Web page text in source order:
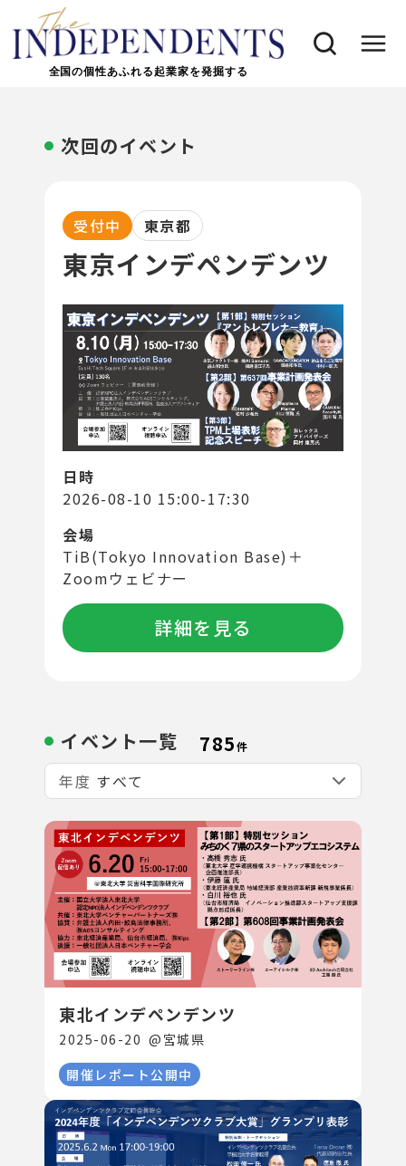
全国の個性あふれる起業家を発掘する
次回のイベント
受付中 東京都
東京インデペンデンツ
日時
2026-08-10 15:00-17:30
会場
TiB(Tokyo Innovation Base)＋
Zoomウェビナー
詳細を見る
イベント一覧 785件
年度
東北インデペンデンツ
2025-06-20 @ 宮城県
開催レポート公開中